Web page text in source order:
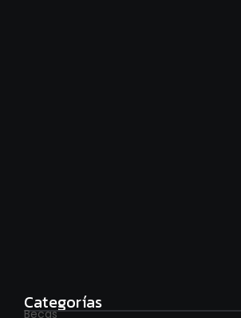
Categorías
Becas